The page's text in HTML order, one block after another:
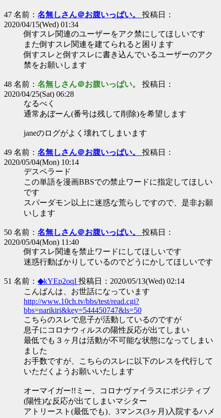
47 名前： 名無しさん＠お腹いっぱい。 投稿日：
2020/04/15(Wed) 01:34
倒すスレ関連のユーザーをアク禁にしてほしいです
また倒すスレ関連を建てられると困ります
倒すスレと倒すスレに書き込んでいるユーザーのアク
禁をお願いします
48 名前： 名無しさん＠お腹いっぱい。 投稿日：
2020/04/25(Sat) 06:28
なるべく
通常あぼーん(番号は残して削除)を希望します
janeのログがよく壊れてしまいます
49 名前： 名無しさん＠お腹いっぱい。 投稿日：
2020/05/04(Mon) 10:14
デスペラード
この単語を漫画BBSでの禁止ワードに指定してほしい
です
スパーダモン以上に迷惑な荒らしですので、是非お願
いします
50 名前： 名無しさん＠お腹いっぱい。 投稿日：
2020/05/04(Mon) 11:40
倒すスレ関連を禁止ワードにしてほしいです
迷惑行動ばかりしているのでどうにかしてほしいです
51 名前： ◆kYEp2oqI 投稿日：2020/05/13(Wed) 02:14
こんばんは、お世話になっています
http://www.10ch.tv/bbs/test/read.cgi?
bbs=narikiri&key=544450747&ls=50
こちらのスレで息子が活動しているのですが
息子にコロナウィルスの陽性反応が出てしまい
最低でも３ヶ月は活動が不可能な状態になってしまい
ました
お手数ですが、こちらのスレに以下のレスを代行して
いただくようお願いいたします
オーマイガー!!ミー、コロナヴァイラスにポジティブ
(陽性)な反応が出てしまいマシター
アトリースト(最低でも)、3マンス(3ヶ月)入院するハメ